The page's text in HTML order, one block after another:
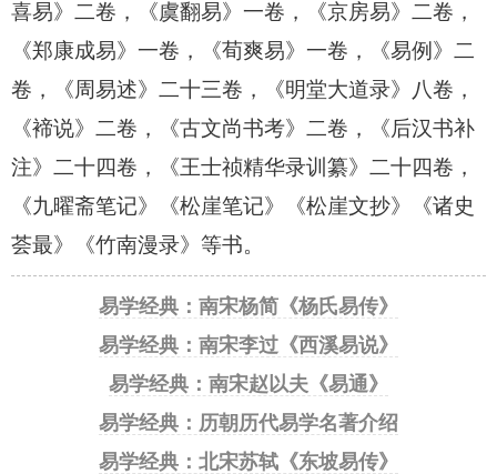
喜易》二卷，《虞翻易》一卷，《京房易》二卷，
《郑康成易》一卷，《荀爽易》一卷，《易例》二
卷，《周易述》二十三卷，《明堂大道录》八卷，
《褅说》二卷，《古文尚书考》二卷，《后汉书补
注》二十四卷，《王士祯精华录训纂》二十四卷，
《九曜斋笔记》《松崖笔记》《松崖文抄》《诸史
荟最》《竹南漫录》等书。
易学经典：南宋杨简《杨氏易传》
易学经典：南宋李过《西溪易说》
易学经典：南宋赵以夫《易通》
易学经典：历朝历代易学名著介绍
易学经典：北宋苏轼《东坡易传》